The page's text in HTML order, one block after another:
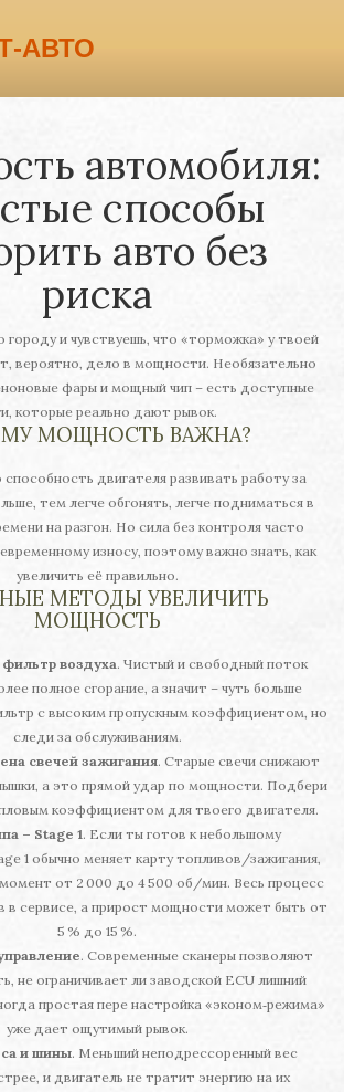
автомобиля:
способы
авто без
риска
городу и чувствуешь, что «торможка» у твоей
вероятно, дело в мощности. Необязательно
фары и мощный чип – есть доступные
которые реально дают рывок.
МОЩНОСТЬ ВАЖНА?
двигателя развивать работу за
тем легче обгонять, легче подниматься в
на разгон. Но сила без контроля часто
износу, поэтому важно знать, как
увеличить её правильно.
МЕТОДЫ УВЕЛИЧИТЬ
МОЩНОСТЬ
воздуха. Чистый и свободный поток
полное сгорание, а значит – чуть больше
с высоким пропускным коэффициентом, но
следи за обслуживаниям.
свечей зажигания. Старые свечи снижают
а это прямой удар по мощности. Подбери
коэффициентом для твоего двигателя.
– Stage 1. Если ты готов к небольшому
1 обычно меняет карту топливов/зажигания,
от 2 000 до 4 500 об/мин. Весь процесс
в сервисе, а прирост мощности может быть от
5 % до 15 %.
. Современные сканеры позволяют
не ограничивает ли заводской ECU лишний
простая пере настройка «эконом‑режима»
уже дает ощутимый рывок.
и шины. Меньший неподрессоренный вес
и двигатель не тратит энергию на их